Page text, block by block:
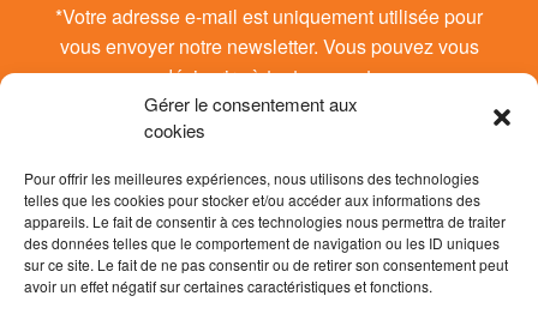
Gérer le consentement aux
cookies
Pour offrir les meilleures expériences, nous utilisons des technologies
telles que les cookies pour stocker et/ou accéder aux informations des
appareils. Le fait de consentir à ces technologies nous permettra de traiter
des données telles que le comportement de navigation ou les ID uniques
sur ce site. Le fait de ne pas consentir ou de retirer son consentement peut
avoir un effet négatif sur certaines caractéristiques et fonctions.
*Votre adresse e-mail est uniquement utilisée pour
vous envoyer notre newsletter. Vous pouvez vous
désinsrire à tout moment.